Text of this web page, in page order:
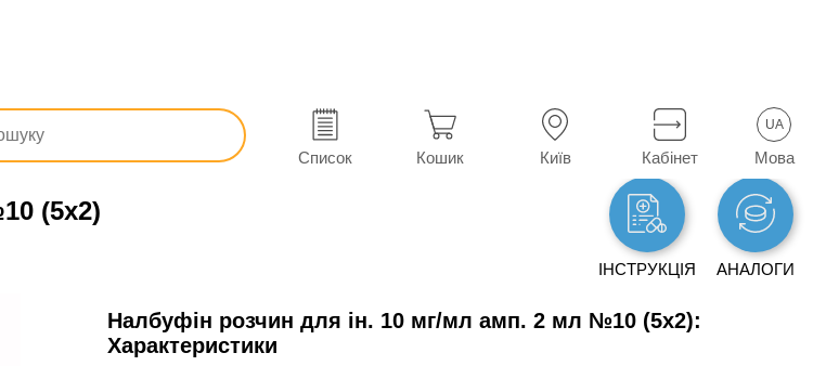
Список Кошик Київ Кабінет
UA
Мова
Налбуфін
(5х2)
ІНСТРУКЦІЯ АНАЛОГИ
Налбуфін розчин для ін. 10 мг/мл амп. 2 мл №10 (5х2):
Характеристики